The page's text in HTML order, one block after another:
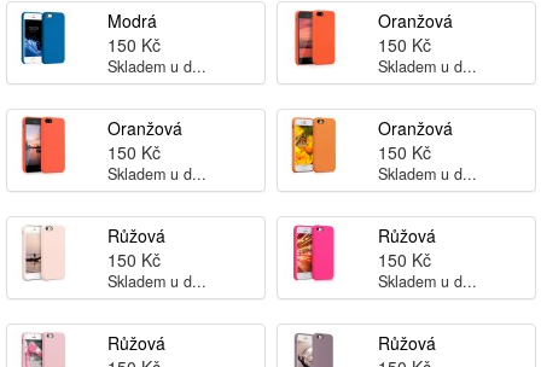
Modrá
150 Kč
Skladem u d...
Oranžová
150 Kč
Skladem u d...
Oranžová
150 Kč
Skladem u d...
Oranžová
150 Kč
Skladem u d...
Růžová
150 Kč
Skladem u d...
Růžová
150 Kč
Skladem u d...
Růžová
Růžová